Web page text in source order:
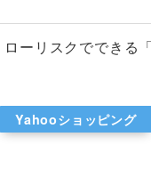
ーリスクでできる
Yahooショッピング